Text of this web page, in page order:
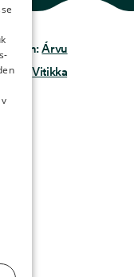
Design:Árvu
Kode:Vitikka